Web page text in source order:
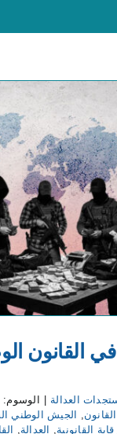
في القانون
العدالة الوسوم:
, الجيش الوطني
القانونية, العدالة,